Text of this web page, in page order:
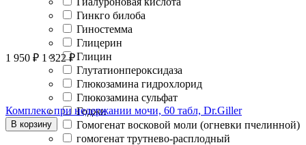
Гинкго билоба
Гиностемма
Глицерин
Глицин
Глутатионпероксидаза
Глюкозамина гидрохлорид
Глюкозамина сульфат
Годжи
Гомогенат восковой моли (огневки пчелинной)
гомогенат трутнево-расплодный
1 950 ₽ 1 322 ₽
Комплекс при недержании мочи, 60 табл, Dr.Giller
В корзину